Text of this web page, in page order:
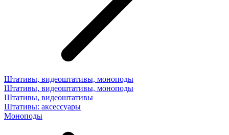
Штативы, видеоштативы, моноподы
Штативы, видеоштативы, моноподы
Штативы, видеоштативы
Штативы: аксессуары
Моноподы